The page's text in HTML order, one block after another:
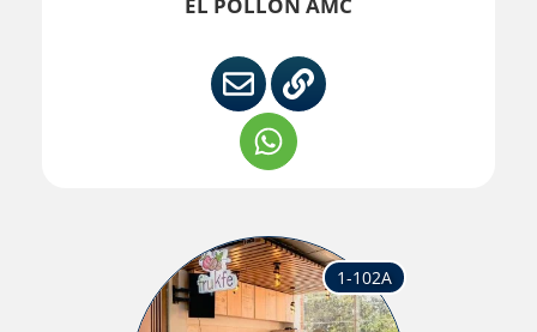
EL POLLON AMC
1-102A